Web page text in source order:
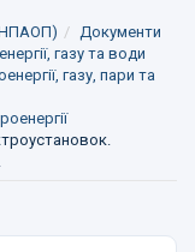
Документи
газу та води
газу, пари та